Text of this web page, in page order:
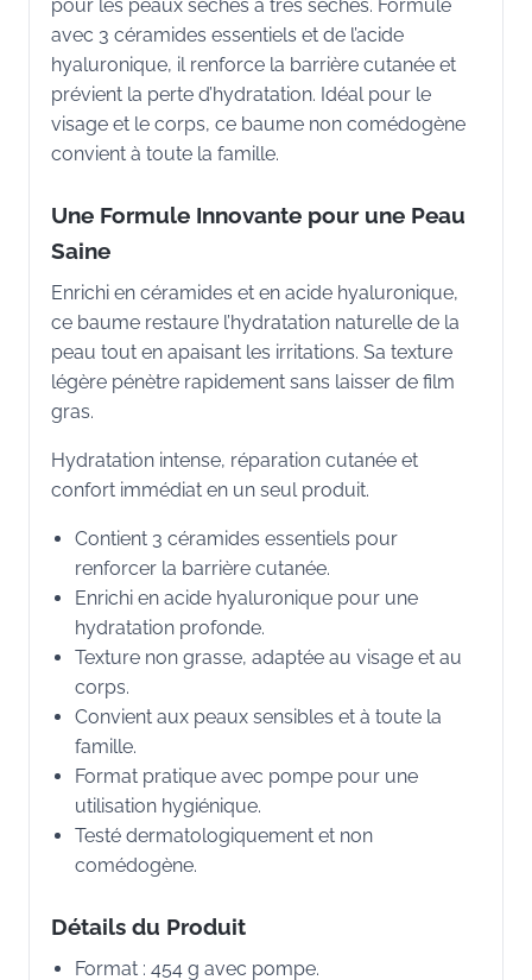
pour les peaux sèches à très sèches. Formulé
avec 3 céramides essentiels et de l’acide
hyaluronique, il renforce la barrière cutanée et
prévient la perte d’hydratation. Idéal pour le
visage et le corps, ce baume non comédogène
convient à toute la famille.
Une Formule Innovante pour une Peau
Saine
Enrichi en céramides et en acide hyaluronique,
ce baume restaure l’hydratation naturelle de la
peau tout en apaisant les irritations. Sa texture
légère pénètre rapidement sans laisser de film
gras.
Hydratation intense, réparation cutanée et
confort immédiat en un seul produit.
Contient 3 céramides essentiels pour
renforcer la barrière cutanée.
Enrichi en acide hyaluronique pour une
hydratation profonde.
Texture non grasse, adaptée au visage et au
corps.
Convient aux peaux sensibles et à toute la
famille.
Format pratique avec pompe pour une
utilisation hygiénique.
Testé dermatologiquement et non
comédogène.
Détails du Produit
Format : 454 g avec pompe.